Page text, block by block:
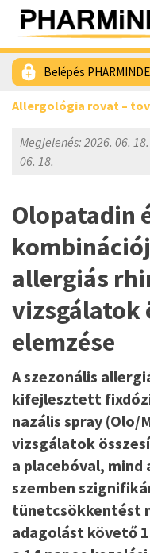
Belépés
Allergológia rovat –
Megjelenés: 2026. 06.
06. 18.
Olopatadin
allergiás
vizsgálatok
elemzése
A szezonális
kifejlesztett
nazális spray (Olo/
vizsgálatok
a placebóval, mind
szemben
tünetcsökkentést
adagolást követő